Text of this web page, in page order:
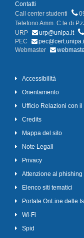
Contatti
Call center studenti
Telefono Amm. C.le di
URP
urp@unipa.it
PEC
Webmaster
Accessibilità
Orientamento
Ufficio Relazioni con
Credits
Mappa del sito
Note Legali
Privacy
Attenzione al phishing
Elenco siti tematici
Portale OnLine delle
Wi-Fi
Spid